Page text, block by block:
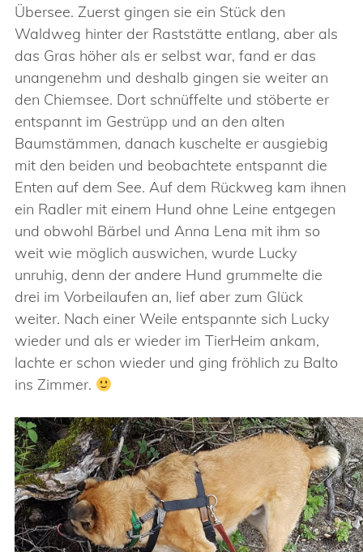
Übersee. Zuerst gingen sie ein Stück den
Waldweg hinter der Raststätte entlang, aber als
das Gras höher als er selbst war, fand er das
unangenehm und deshalb gingen sie weiter an
den Chiemsee. Dort schnüffelte und stöberte er
entspannt im Gestrüpp und an den alten
Baumstämmen, danach kuschelte er ausgiebig
mit den beiden und beobachtete entspannt die
Enten auf dem See. Auf dem Rückweg kam ihnen
ein Radler mit einem Hund ohne Leine entgegen
und obwohl Bärbel und Anna Lena mit ihm so
weit wie möglich auswichen, wurde Lucky
unruhig, denn der andere Hund grummelte die
drei im Vorbeilaufen an, lief aber zum Glück
weiter. Nach einer Weile entspannte sich Lucky
wieder und als er wieder im TierHeim ankam,
lachte er schon wieder und ging fröhlich zu Balto
ins Zimmer.